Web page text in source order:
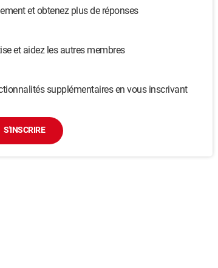
et obtenez plus de réponses
et aidez les autres membres
supplémentaires en vous inscrivant
S'INSCRIRE